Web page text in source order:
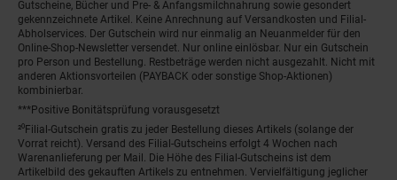
Gutscheine, Bücher und Pre- & Anfangsmilchnahrung sowie gesondert
gekennzeichnete Artikel. Keine Anrechnung auf Versandkosten und Filial-
Abholservices. Der Gutschein wird nur einmalig an Neuanmelder für den
Online-Shop-Newsletter versendet. Nur online einlösbar. Nur ein Gutschein
pro Person und Bestellung. Restbeträge werden nicht ausgezahlt. Nicht mit
anderen Aktionsvorteilen (PAYBACK oder sonstige Shop-Aktionen)
kombinierbar.
***Positive Bonitätsprüfung vorausgesetzt
²⁰Filial-Gutschein gratis zu jeder Bestellung dieses Artikels (solange der
Vorrat reicht). Versand des Filial-Gutscheins erfolgt 4 Wochen nach
Warenanlieferung per Mail. Die Höhe des Filial-Gutscheins ist dem
Artikelbild des gekauften Artikels zu entnehmen. Vervielfältigung jeglicher